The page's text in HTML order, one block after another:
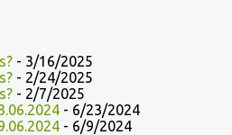
- 3/16/2025
- 2/24/2025
- 2/7/2025
- 6/23/2024
- 6/9/2024